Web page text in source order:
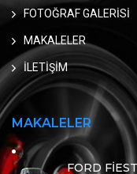
FOTOĞRAF GALERİSİ
MAKALELER
İLETİŞİM
MAKALELER
FORD